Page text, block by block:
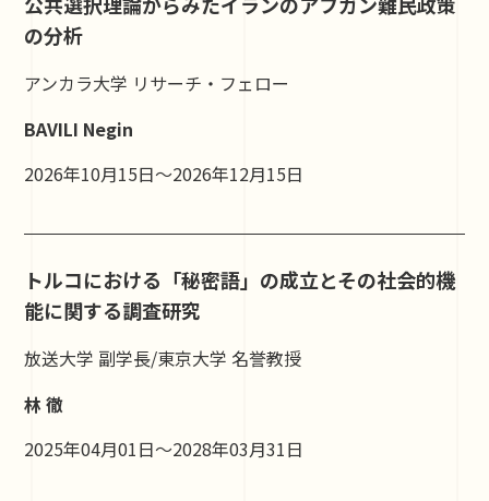
の分析
アンカラ大学 リサーチ・フェロー
BAVILI Negin
2026年10月15日～2026年12月15日
トルコにおける「秘密語」の成立とその社会的機
能に関する調査研究
放送大学 副学長/東京大学 名誉教授
林 徹
2025年04月01日～2028年03月31日